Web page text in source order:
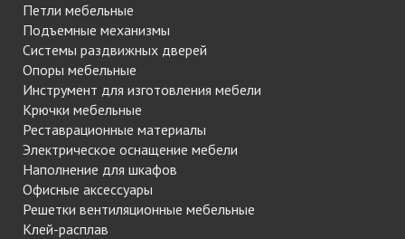
Петли мебельные
Подъемные механизмы
Системы раздвижных дверей
Опоры мебельные
Инструмент для изготовления мебели
Крючки мебельные
Реставрационные материалы
Электрическое оснащение мебели
Наполнение для шкафов
Офисные аксессуары
Решетки вентиляционные мебельные
Клей-расплав